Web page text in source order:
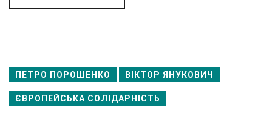
ПЕТРО ПОРОШЕНКО ВІКТОР ЯНУКОВИЧ
ЄВРОПЕЙСЬКА СОЛІДАРНІСТЬ